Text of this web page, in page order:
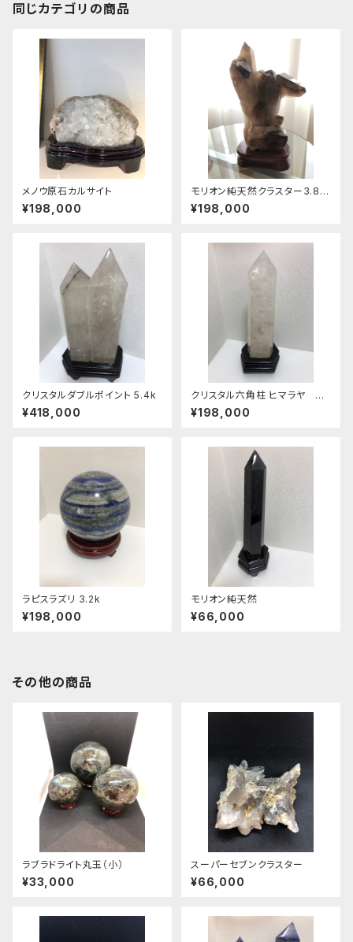
同じカテゴリの商品
メノウ原石カルサイト
¥198,000
モリオン純天然クラスター3.8キ
ロ
¥198,000
クリスタルダブルポイント 5.4k
¥418,000
クリスタル六角柱 ヒマラヤ レ
インボー入り
¥198,000
ラピスラズリ 3.2k
¥198,000
モリオン純天然
¥66,000
その他の商品
ラブラドライト丸玉（小）
¥33,000
スーパーセブンクラスター
¥66,000